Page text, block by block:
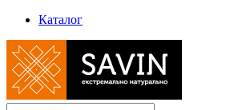
Каталог